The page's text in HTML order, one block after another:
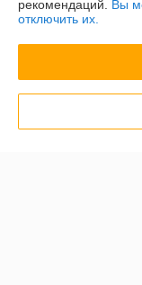
Контакты
рекомендаций. Вы
отключить их.